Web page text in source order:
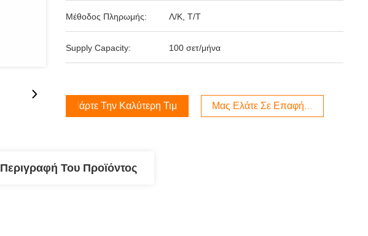
Μέθοδος Πληρωμής: Λ/Κ, Τ/Τ
Supply Capacity: 100 σετ/μήνα
Πάρτε Την Καλύτερη Τιμή Μας Ελάτε Σε Επαφή Με
Περιγραφή Του Προϊόντος